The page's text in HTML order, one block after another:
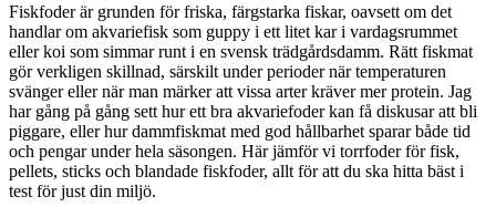
Fiskfoder är grunden för friska, färgstarka fiskar, oavsett om det
handlar om akvariefisk som guppy i ett litet kar i vardagsrummet
eller koi som simmar runt i en svensk trädgårdsdamm. Rätt fiskmat
gör verkligen skillnad, särskilt under perioder när temperaturen
svänger eller när man märker att vissa arter kräver mer protein. Jag
har gång på gång sett hur ett bra akvariefoder kan få diskusar att bli
piggare, eller hur dammfiskmat med god hållbarhet sparar både tid
och pengar under hela säsongen. Här jämför vi torrfoder för fisk,
pellets, sticks och blandade fiskfoder, allt för att du ska hitta bäst i
test för just din miljö.